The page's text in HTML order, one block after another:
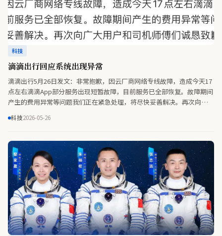
科技
滴滴出行回应系统出现异常
滴滴出行5月26日发文：非常抱歉，因云厂商网络专线故障，造成今天17
点左右滴滴App部分服务出现短暂故障，目前服务已全部恢复。故障期间
产生的费用异常等问题我们正在紧急处理，将尽快妥善解决。再次向广大
科技2026-05-26